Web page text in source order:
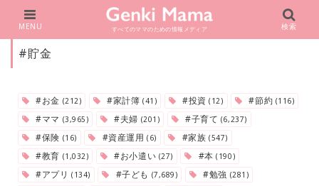
すべてのママのための情報メディア
MENU 検索
#貯金
#お金 (212) #家計簿(41) #投資(12) #節約 (116)
#ママ (3,965) #夫婦 (201) #子育て (6,237)
#保険 (16) #資産運用(6) #家族(547)
#教育 (1,032) #お小遣い (27) #本(190)
#アプリ(134) #子ども (7,689) #勉強 (281)